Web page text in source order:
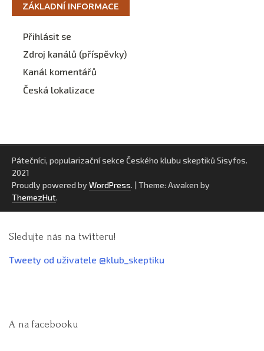
ZÁKLADNÍ INFORMACE
Přihlásit se
Zdroj kanálů (příspěvky)
Kanál komentářů
Česká lokalizace
Pátečníci, popularizační sekce Českého klubu skeptiků Sisyfos.
2021
Proudly powered by WordPress. | Theme: Awaken by
ThemezHut.
Sledujte nás na twitteru!
Tweety od uživatele @klub_skeptiku
A na facebooku